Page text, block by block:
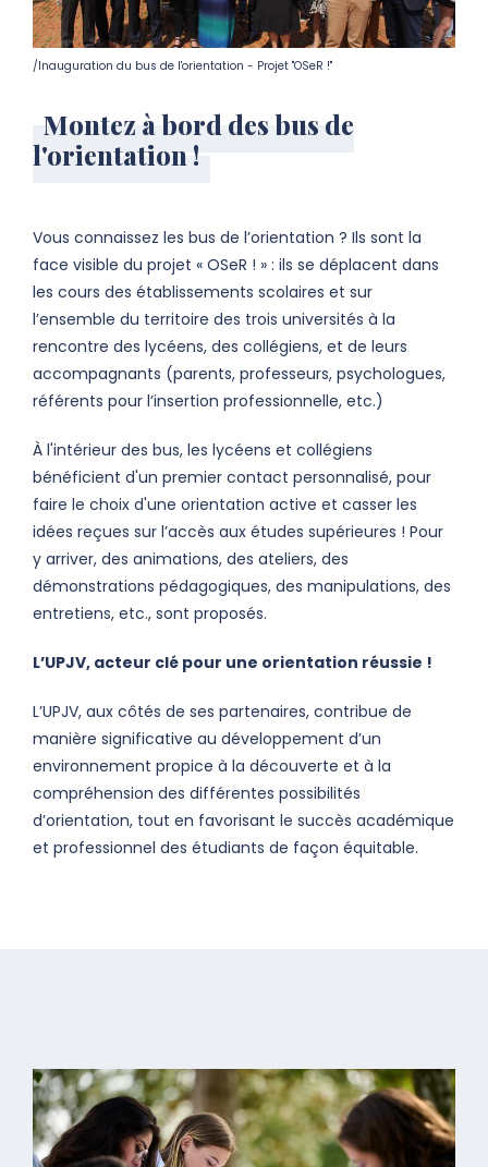
/Inauguration du bus de l'orientation - Projet "OSeR !"
Montez à bord des bus de
l'orientation !
Vous connaissez les bus de l’orientation ? Ils sont la
face visible du projet « OSeR ! » : ils se déplacent dans
les cours des établissements scolaires et sur
l’ensemble du territoire des trois universités à la
rencontre des lycéens, des collégiens, et de leurs
accompagnants (parents, professeurs, psychologues,
référents pour l’insertion professionnelle, etc.)
À l'intérieur des bus, les lycéens et collégiens
bénéficient d'un premier contact personnalisé, pour
faire le choix d'une orientation active et casser les
idées reçues sur l’accès aux études supérieures ! Pour
y arriver, des animations, des ateliers, des
démonstrations pédagogiques, des manipulations, des
entretiens, etc., sont proposés.
L’UPJV, acteur clé pour une orientation réussie !
L’UPJV, aux côtés de ses partenaires, contribue de
manière significative au développement d’un
environnement propice à la découverte et à la
compréhension des différentes possibilités
d’orientation, tout en favorisant le succès académique
et professionnel des étudiants de façon équitable.